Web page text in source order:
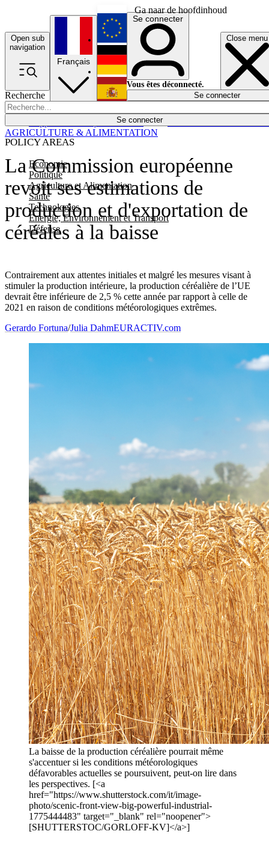
Ga naar de hoofdinhoud
Open sub
navigation
Close menu
Recherche
Se connecter
POLICY AREAS
Economie
Politique
Agriculture et Alimentation
Santé
Technologies
Energie, Environnement et Transport
Défense
Économie
Français
English
Deutsch
Español
Se connecter
Vous êtes déconnecté.
Se connecter
La Commission européenne
revoit ses estimations de
production et d'exportation de
céréales à la baisse
Contrairement aux attentes initiales et malgré les mesures visant à
stimuler la production intérieure, la production céréalière de l’UE
devrait être inférieure de 2,5 % cette année par rapport à celle de
2021 en raison de conditions météorologiques extrêmes.
AGRICULTURE & ALIMENTATION
Gerardo Fortuna/Julia DahmEURACTIV.com
La baisse de la production céréalière pourrait même
s'accentuer si les conditions météorologiques
défavorables actuelles se poursuivent, peut-on lire dans
les perspectives. [<a
href="https://www.shutterstock.com/it/image-
photo/scenic-front-view-big-powerful-industrial-
1775444483" target="_blank" rel="noopener">
[SHUTTERSTOC/GORLOFF-KV]</a>]